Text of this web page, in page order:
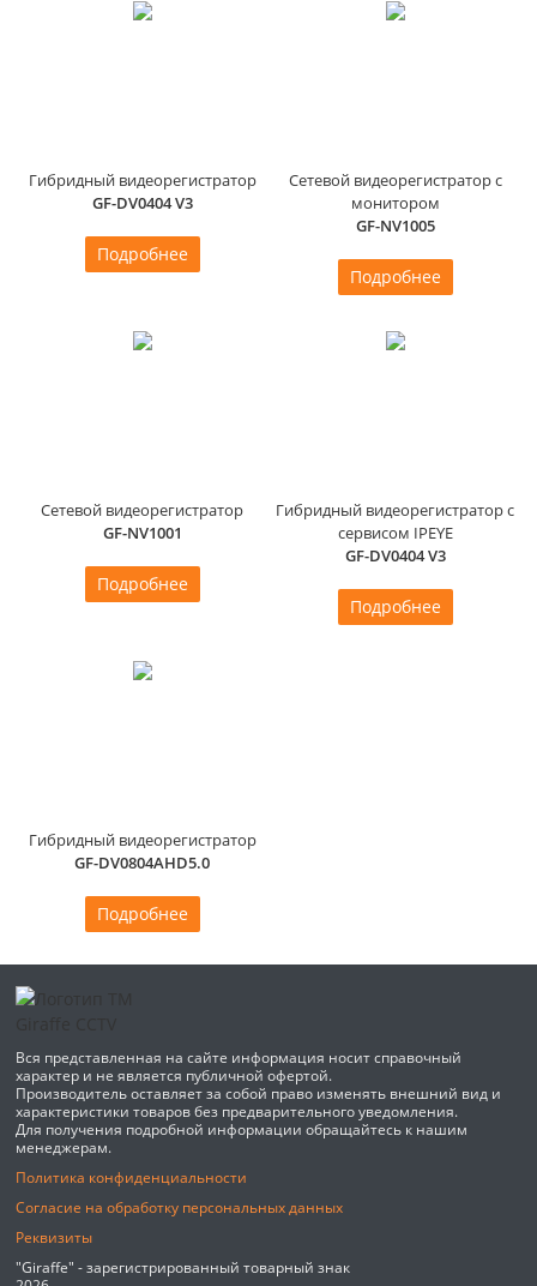
Гибридный видеорегистратор
GF-DV0404 V3
Подробнее
Сетевой видеорегистратор с
монитором
GF-NV1005
Подробнее
Сетевой видеорегистратор
GF-NV1001
Подробнее
Гибридный видеорегистратор с
сервисом IPEYE
GF-DV0404 V3
Подробнее
Гибридный видеорегистратор
GF-DV0804AHD5.0
Подробнее
Вся представленная на сайте информация носит справочный
характер и не является публичной офертой.
Производитель оставляет за собой право изменять внешний вид и
характеристики товаров без предварительного уведомления.
Для получения подробной информации обращайтесь к нашим
менеджерам.
Политика конфиденциальности
Согласие на обработку персональных данных
Реквизиты
"Giraffe" - зарегистрированный товарный знак